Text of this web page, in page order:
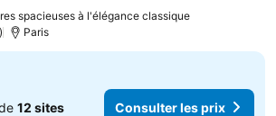
spacieuses à l'élégance classique
Paris
12 sites Consulter les prix